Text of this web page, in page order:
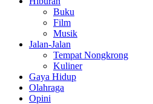
Buku
Film
Musik
Jalan-Jalan
Tempat Nongkrong
Kuliner
Gaya Hidup
Olahraga
Opini